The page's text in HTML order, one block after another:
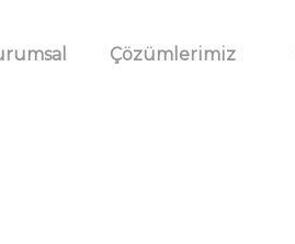
Çözümlerimiz